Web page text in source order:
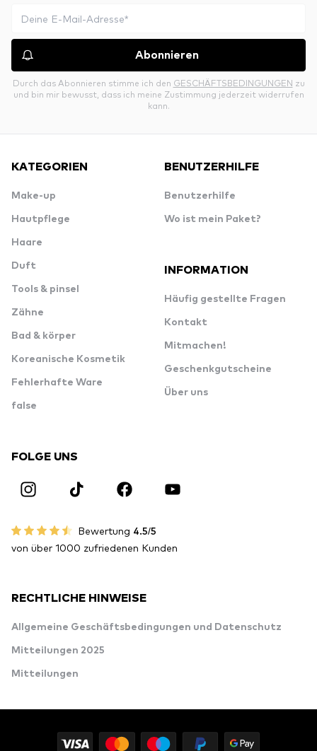
Abonnieren
Durch das Abonnieren stimme ich den GESCHÄFTSBEDINGUNGEN zu
und bin mir bewusst, dass ich meine Zustimmung jederzeit widerrufen
kann.
KATEGORIEN
Make-up
Hautpflege
Haare
Duft
Tools & pinsel
Zähne
Bad & körper
Koreanische Kosmetik
Fehlerhafte Ware
false
BENUTZERHILFE
Benutzerhilfe
Wo ist mein Paket?
INFORMATION
Häufig gestellte Fragen
Kontakt
Mitmachen!
Geschenkgutscheine
Über uns
FOLGE UNS
Bewertung 4.5/5
von über 1000 zufriedenen Kunden
RECHTLICHE HINWEISE
Allgemeine Geschäftsbedingungen und Datenschutz
Mitteilungen 2025
Mitteilungen